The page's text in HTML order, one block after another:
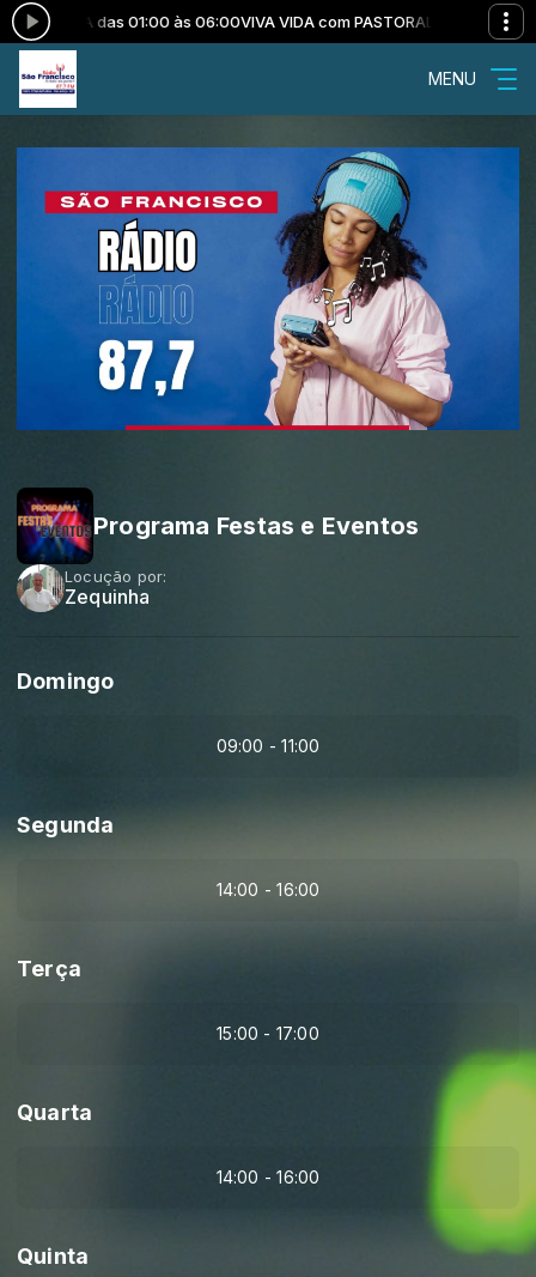
CRIANÇA das 01:00 às 06:00VIVA VIDA com PASTORAL DA CRIANÇA
MENU
Programa Festas e Eventos
Locução por:
Zequinha
Domingo
09:00 - 11:00
Segunda
14:00 - 16:00
Terça
15:00 - 17:00
Quarta
14:00 - 16:00
Quinta